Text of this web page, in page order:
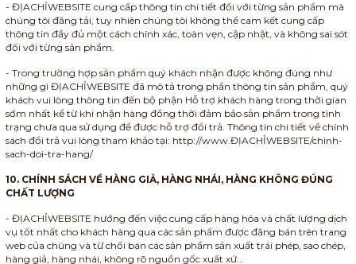
- ĐỊACHỈWEBSITE cung cấp thông tin chi tiết đối với từng sản phẩm mà
chúng tôi đăng tải, tuy nhiên chúng tôi không thể cam kết cung cấp
thông tin đầy đủ một cách chính xác, toàn vẹn, cập nhật, và không sai sót
đối với từng sản phẩm.
- Trong trường hợp sản phẩm quý khách nhận được không đúng như
những gì ĐỊACHỈWEBSITE đã mô tả trong phần thông tin sản phẩm, quý
khách vui lòng thông tin đến bộ phận Hỗ trợ khách hàng trong thời gian
sớm nhất kể từ khi nhận hàng đồng thời đảm bảo sản phẩm trong tình
trạng chưa qua sử dụng để được hỗ trợ đổi trả. Thông tin chi tiết về chính
sách đổi trả vui lòng tham khảo tại: http://www.ĐỊACHỈWEBSITE/chinh-
sach-doi-tra-hang/
10. CHÍNH SÁCH VỀ HÀNG GIẢ, HÀNG NHÁI, HÀNG KHÔNG ĐÚNG
CHẤT LƯỢNG
- ĐỊACHỈWEBSITE hướng đến việc cung cấp hàng hóa và chất lượng dịch
vụ tốt nhất cho khách hàng qua các sản phẩm được đăng bán trên trang
web của chúng và từ chối bán các sản phẩm sản xuất trái phép, sao chép,
hàng giả, hàng nhái, không rõ nguồn gốc xuất xứ...